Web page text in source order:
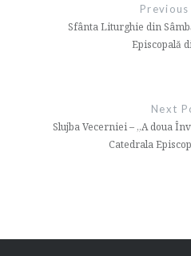
articoleSfânta Liturghie din
Episcopală
Next
Slujba Vecerniei – „A doua
Catedrala